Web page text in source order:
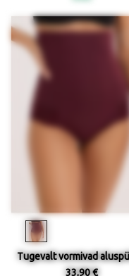
Tugevalt vormivad
33,90 €